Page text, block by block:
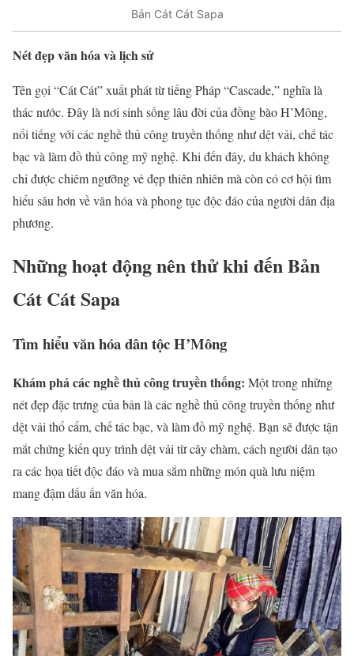
Bản Cát Cát Sapa
Nét đẹp văn hóa và lịch sử
Tên gọi “Cát Cát” xuất phát từ tiếng Pháp “Cascade,” nghĩa là
thác nước. Đây là nơi sinh sống lâu đời của đồng bào H’Mông,
nổi tiếng với các nghề thủ công truyền thống như dệt vải, chế tác
bạc và làm đồ thủ công mỹ nghệ. Khi đến đây, du khách không
chỉ được chiêm ngưỡng vẻ đẹp thiên nhiên mà còn có cơ hội tìm
hiểu sâu hơn về văn hóa và phong tục độc đáo của người dân địa
phương.
Những hoạt động nên thử khi đến Bản
Cát Cát Sapa
Tìm hiểu văn hóa dân tộc H’Mông
Khám phá các nghề thủ công truyền thống: Một trong những
nét đẹp đặc trưng của bản là các nghề thủ công truyền thống như
dệt vải thổ cẩm, chế tác bạc, và làm đồ mỹ nghệ. Bạn sẽ được tận
mắt chứng kiến quy trình dệt vải từ cây chàm, cách người dân tạo
ra các họa tiết độc đáo và mua sắm những món quà lưu niệm
mang đậm dấu ấn văn hóa.